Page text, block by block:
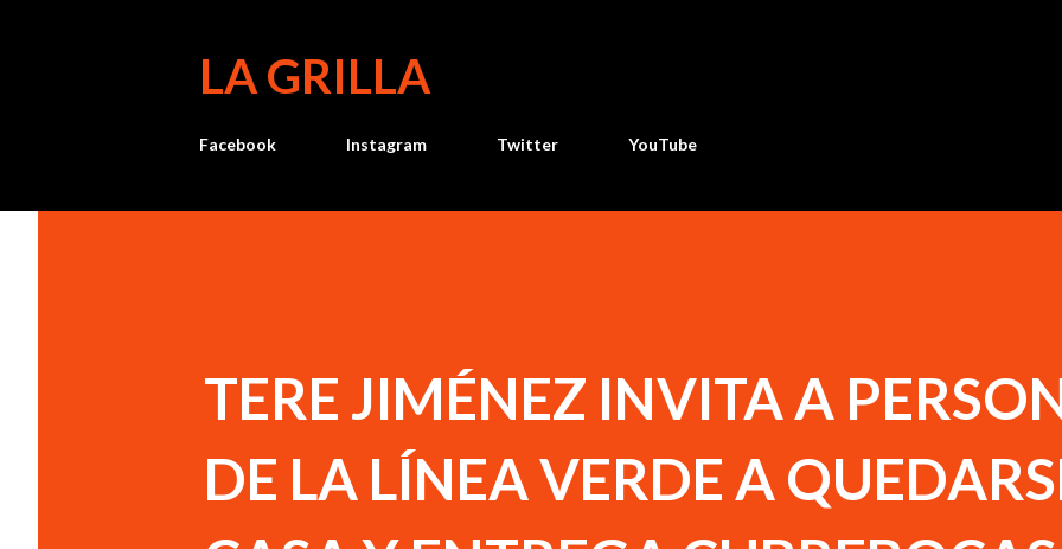
LA GRILLA
Facebook Instagram Twitter YouTube
TERE JIMÉNEZ INVITA A
DE LA LÍNEA VERDE A